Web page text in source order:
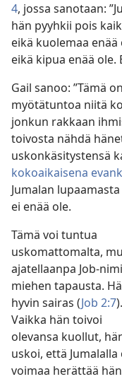
4, jossa sanotaan:
hän pyyhkii pois
eikä kuolemaa
eikä kipua enää ole.
Gail sanoo: ”Tämä
myötätuntoa niitä
jonkun rakkaan
toivosta nähdä
uskonkäsitystensä
kokoaikaisena
Jumalan
ei enää ole.
Tämä voi tuntua
uskomattomalta,
ajatellaanpa Job-
miehen tapausta.
hyvin sairas (Job 2:7).
Vaikka hän toivoi
olevansa kuollut,
uskoi, että Jumalalla
voimaa herättää